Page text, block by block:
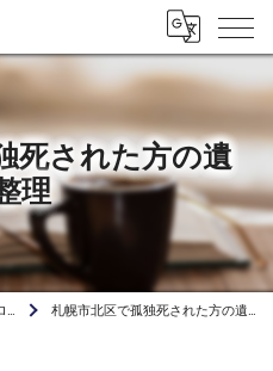
死された方の遺
理
札幌市北区で孤独死された方の遺品整理